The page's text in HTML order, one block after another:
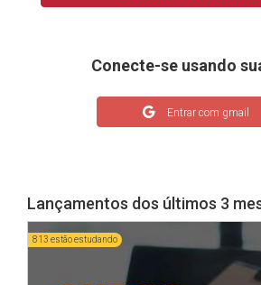
Conecte-se usando
Entrar com gmail
Lançamentos dos últimos 3
813 estão estudando